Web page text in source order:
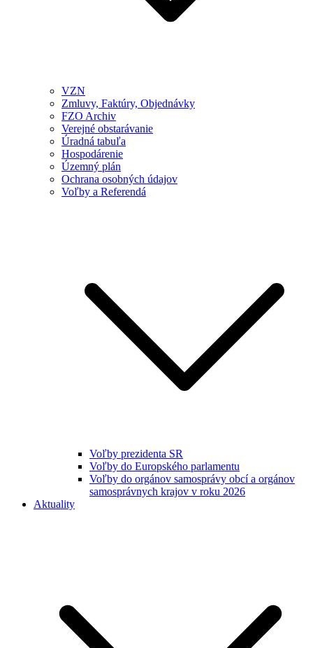
VZN
Zmluvy, Faktúry, Objednávky
FZO Archiv
Verejné obstarávanie
Úradná tabuľa
Hospodárenie
Územný plán
Ochrana osobných údajov
Voľby a Referendá
Voľby prezidenta SR
Voľby do Europského parlamentu
Voľby do orgánov samosprávy obcí a orgánov
samosprávnych krajov v roku 2026
Aktuality